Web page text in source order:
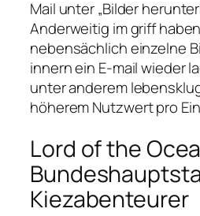
Mail unter „Bilder
Anderweitig im griff
nebensächlich einzelne
innern ein E-mail wieder
unter anderem
höherem Nutzwert pro
Lord of the
Kiezabenteurer